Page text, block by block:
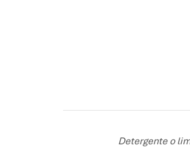
Detergente o